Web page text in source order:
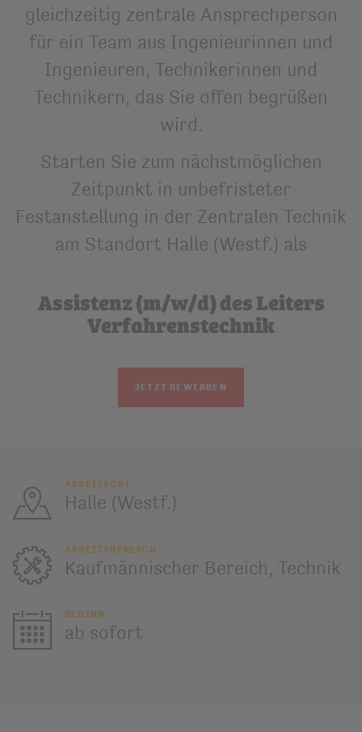
gleichzeitig zentrale Ansprechperson
für ein Team aus Ingenieurinnen und
Ingenieuren, Technikerinnen und
Technikern, das Sie offen begrüßen
wird.
Starten Sie zum nächstmöglichen
Zeitpunkt in unbefristeter
Festanstellung in der Zentralen Technik
am Standort Halle (Westf.) als
Assistenz (m/w/d) des Leiters
Verfahrenstechnik
JETZT BEWERBEN
ARBEITSORT
Halle (Westf.)
ARBEITSBEREICH
Kaufmännischer Bereich, Technik
BEGINN
ab sofort